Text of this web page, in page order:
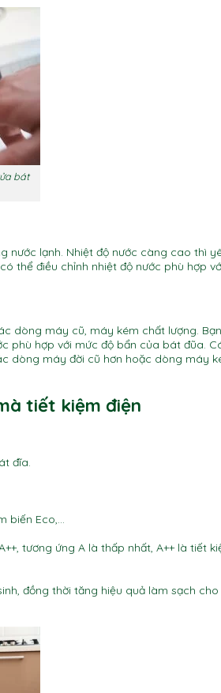
bát
nước lạnh. Nhiệt độ nước càng cao thì
thể điều chỉnh nhiệt độ nước phù hợp
dòng máy cũ, máy kém chất lượng.
phù hợp với mức độ bẩn của bát đũa.
dòng máy đời cũ hơn hoặc dòng máy
tiết kiệm điện
đĩa.
biến Eco,…
tương ứng A là thấp nhất, A++ là tiết
đồng thời tăng hiệu quả làm sạch